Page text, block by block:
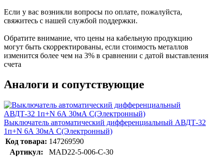
Если у вас возникли вопросы по оплате, пожалуйста,
свяжитесь с нашей службой поддержки.
Обратите внимание, что цены на кабельную продукцию
могут быть скорректированы, если стоимость металлов
изменится более чем на 3% в сравнении с датой выставления
счета
Аналоги и сопутствующие
Выключатель автоматический дифференциальный АВДТ-32
1п+N 6А 30мА С(Электронный)
Код товара: 147269590
Артикул:
MAD22-5-006-C-30